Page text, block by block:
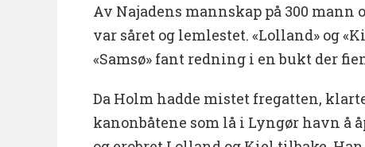
Av Najadens mannskap på 300 mann
var såret og lemlestet. «Lolland» og
«Samsø» fant redning i en bukt der
Da Holm hadde mistet fregatten,
kanonbåtene som lå i Lyngør havn å